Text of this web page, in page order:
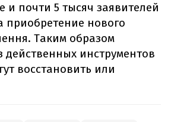
почти 5 тысяч заявителей
нового
Таким образом
инструментов
восстановить или